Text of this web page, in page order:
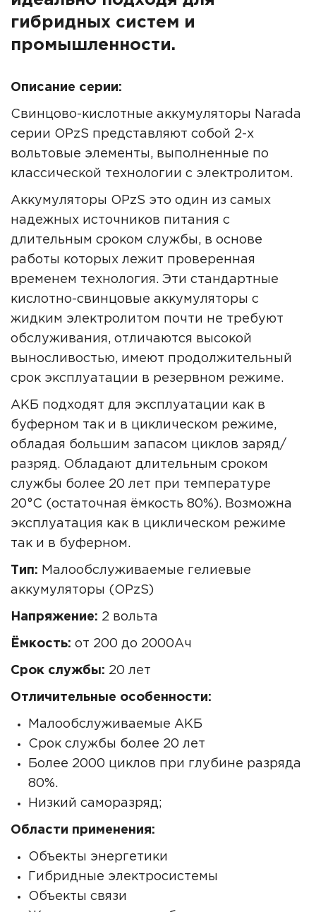
гибридных систем и
промышленности.
Описание серии:
Свинцово-кислотные аккумуляторы Narada
серии OPzS представляют собой 2-х
вольтовые элементы, выполненные по
классической технологии с электролитом.
Аккумуляторы OPzS это один из самых
надежных источников питания с
длительным сроком службы, в основе
работы которых лежит проверенная
временем технология. Эти стандартные
кислотно-свинцовые аккумуляторы с
жидким электролитом почти не требуют
обслуживания, отличаются высокой
выносливостью, имеют продолжительный
срок эксплуатации в резервном режиме.
АКБ подходят для эксплуатации как в
буферном так и в циклическом режиме,
обладая большим запасом циклов заряд/
разряд. Обладают длительным сроком
службы более 20 лет при температуре
20°C (остаточная ёмкость 80%). Возможна
эксплуатация как в циклическом режиме
так и в буферном.
Тип: Малообслуживаемые гелиевые
аккумуляторы (OPzS)
Напряжение: 2 вольта
Ёмкость: от 200 до 2000Ач
Срок службы: 20 лет
Отличительные особенности:
Малообслуживаемые АКБ
Срок службы более 20 лет
Более 2000 циклов при глубине разряда
80%.
Низкий саморазряд;
Области применения:
Объекты энергетики
Гибридные электросистемы
Объекты связи